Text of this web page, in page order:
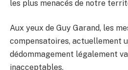
les plus menacés de notre
Aux yeux de Guy Garand, les
compensatoires, actuellement
dédommagement légalement
inacceptables.